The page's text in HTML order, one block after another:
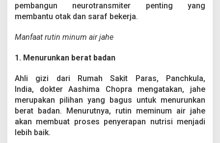
pembangun neurotransmiter penting yang
membantu otak dan saraf bekerja.
Manfaat rutin minum air jahe
1. Menurunkan berat badan
Ahli gizi dari Rumah Sakit Paras, Panchkula,
India, dokter Aashima Chopra mengatakan, jahe
merupakan pilihan yang bagus untuk menurunkan
berat badan. Menurutnya, rutin meminum air jahe
akan membuat proses penyerapan nutrisi menjadi
lebih baik.